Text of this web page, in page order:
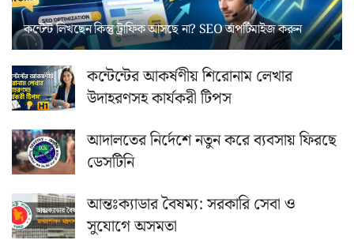
কন্টেন্ট লিখছেন কিন্তু ট্রাফিক আসছে না? ‍SEO অপটিমাইজ করুন
কন্টেন্টের আকর্ষণীয় শিরোনাম লেখার
উদাহরণসহ কার্যকরী টিপস
আদালতের নির্দেশে নতুন করে ব্যবসায় ফিরছে
ডেসটিনি
আন্তঃক্যাডার বৈষম্য: সরকারি সেবা ও
সুযোগে অসমতা